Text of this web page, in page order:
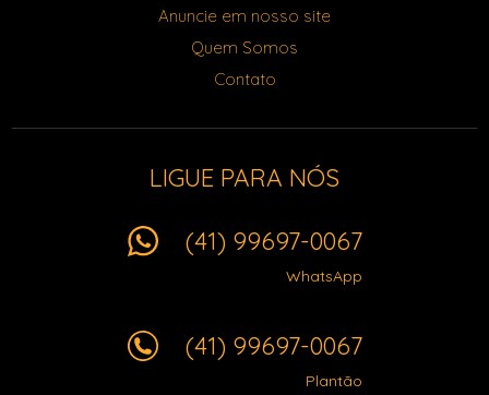
Anuncie em nosso site
Quem Somos
Contato
LIGUE PARA NÓS
(41) 99697-0067
WhatsApp
(41) 99697-0067
Plantão